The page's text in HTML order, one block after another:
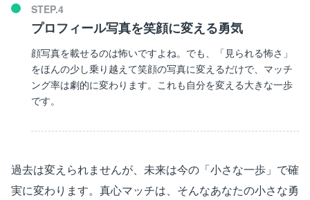
プロフィール写真を笑顔に変える勇気
顔写真を載せるのは怖いですよね。でも、「見られる怖さ」
をほんの少し乗り越えて笑顔の写真に変えるだけで、マッチ
ング率は劇的に変わります。これも自分を変える大きな一歩
です。
過去は変えられませんが、未来は今の「小さな一歩」で確
実に変わります。真心マッチは、そんなあなたの小さな勇